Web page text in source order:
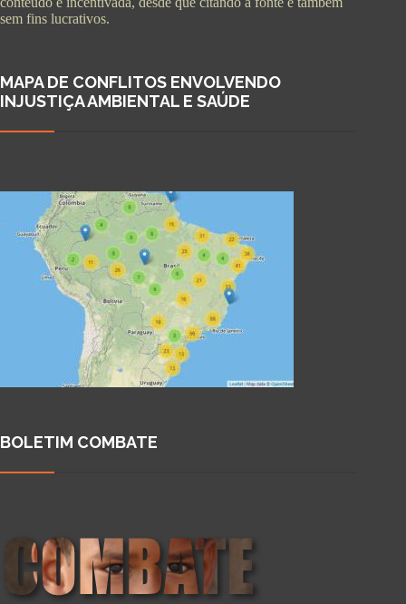
sem fins lucrativos.
MAPA DE CONFLITOS ENVOLVENDO
INJUSTIÇA AMBIENTAL E SAÚDE
BOLETIM COMBATE